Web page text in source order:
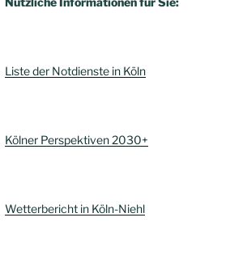
Liste der Notdienste in Köln
Kölner Perspektiven 2030+
Wetterbericht in Köln-Niehl